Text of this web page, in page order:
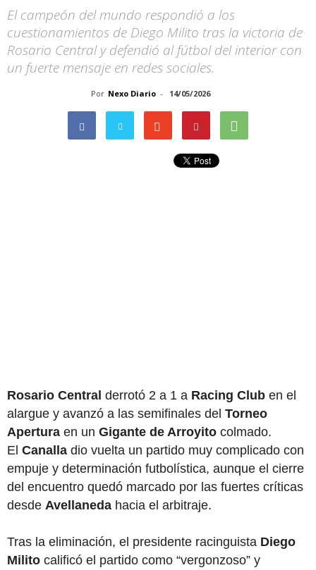
El campeón del mundo respondió a los
cuestionamientos de Diego Milito tras la victoria de
Rosario Central y defendió al fútbol del interior con
un fuerte mensaje en redes sociales.
Por Nexo Diario - 14/05/2026
Rosario Central derrotó 2 a 1 a Racing Club en el
alargue y avanzó a las semifinales del Torneo
Apertura en un Gigante de Arroyito colmado.
El Canalla dio vuelta un partido muy complicado con
empuje y determinación futbolística, aunque el cierre
del encuentro quedó marcado por las fuertes críticas
desde Avellaneda hacia el arbitraje.
Tras la eliminación, el presidente racinguista Diego
Milito calificó el partido como “vergonzoso” y